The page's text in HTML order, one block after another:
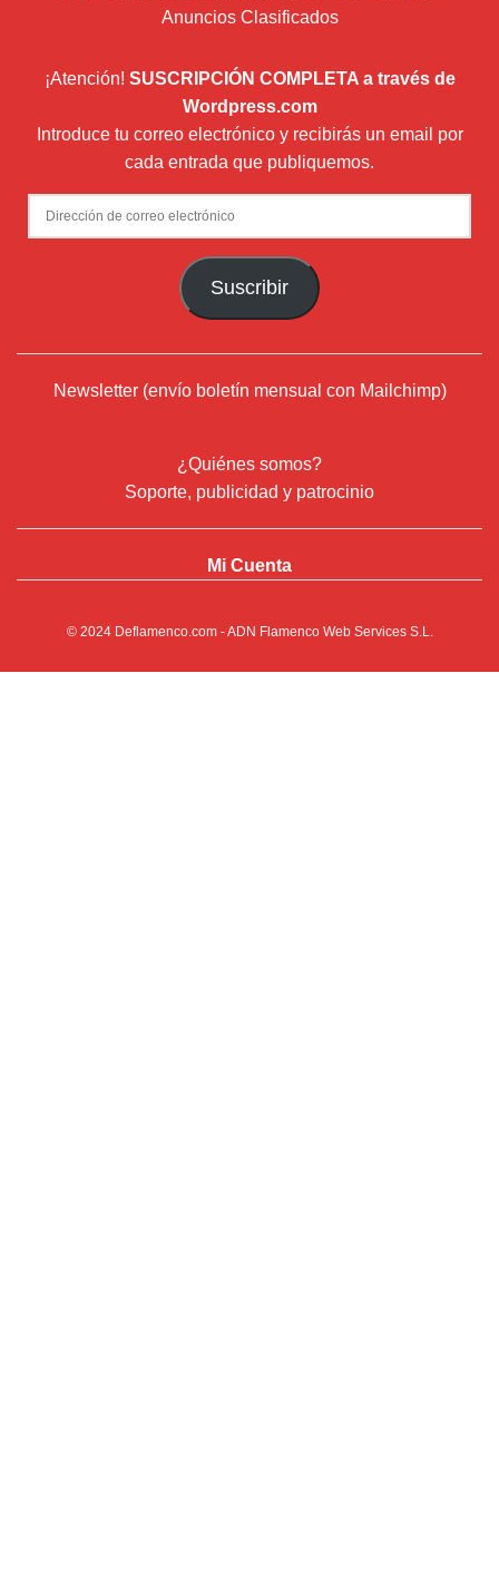
Anuncios Clasificados
¡Atención! SUSCRIPCIÓN COMPLETA a través de
Wordpress.com
Introduce tu correo electrónico y recibirás un email por
cada entrada que publiquemos.
Dirección
de
Suscribir
Newsletter (envío boletín mensual con Mailchimp)
¿Quiénes somos?
Soporte, publicidad y patrocinio
Mi Cuenta
© 2024 Deflamenco.com- ADN Flamenco Web Services S.L.